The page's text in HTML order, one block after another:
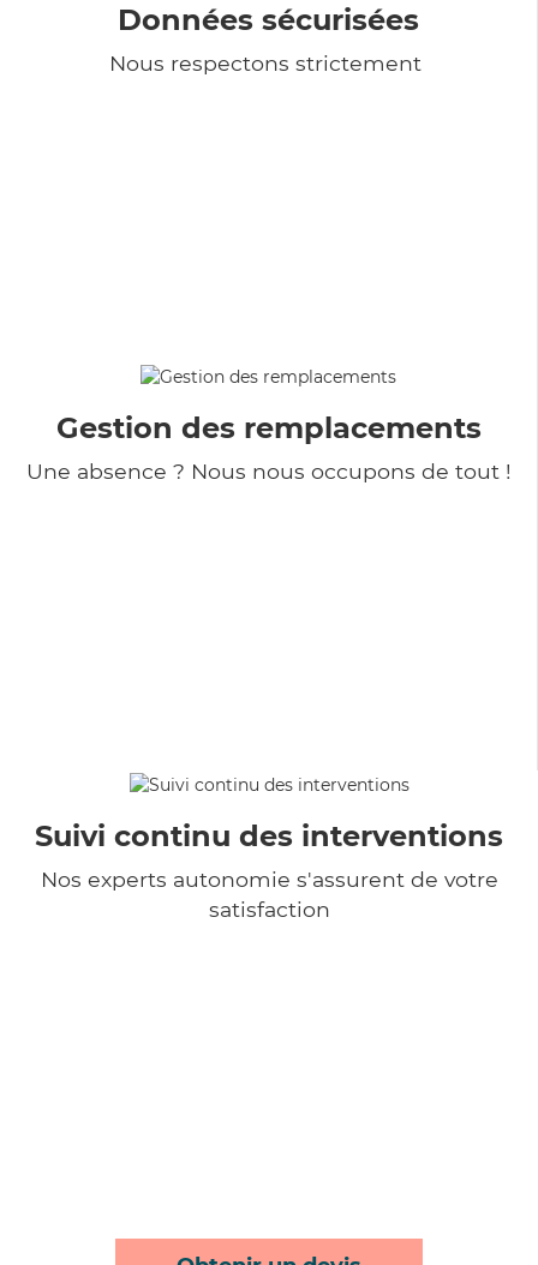
Données sécurisées
Nous respectons strictement
Gestion des remplacements
Une absence ? Nous nous occupons de tout !
Suivi continu des interventions
Nos experts autonomie s'assurent de votre
satisfaction